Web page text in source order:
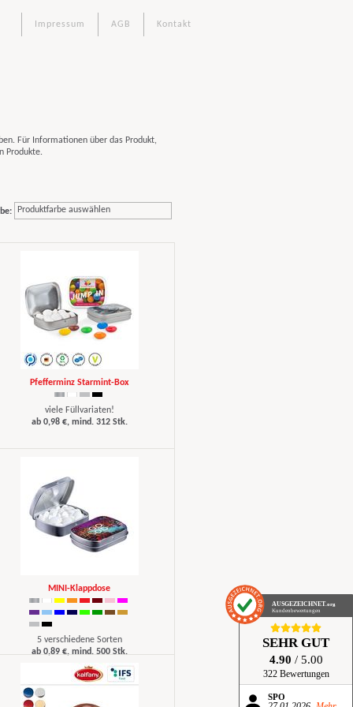
AUSGEZEICHNET.org
Kundenbewertungen
SEHR GUT
4.90 / 5.00
322 Bewertungen
SPÖ
Kontakt
AGB
Impressum
Für Informationen über das Produkt,
Produkte.
Produktfarbe auswählen
Pfefferminz Starmint-Box
viele Füllvariaten!
ab 0,98 €, mind. 312 Stk.
MINI-Klappdose
5 verschiedene Sorten
ab 0,89 €, mind. 500 Stk.